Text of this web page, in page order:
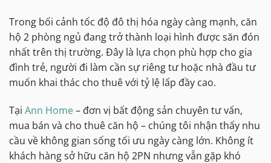
Trong bối cảnh tốc độ đô thị hóa ngày càng mạnh, căn
hộ 2 phòng ngủ đang trở thành loại hình được săn đón
nhất trên thị trường. Đây là lựa chọn phù hợp cho gia
đình trẻ, người đi làm cần sự riêng tư hoặc nhà đầu tư
muốn khai thác cho thuê với tỷ lệ lấp đầy cao.
Tại Ann Home– đơn vị bất động sản chuyên tư vấn,
mua bán và cho thuê căn hộ – chúng tôi nhận thấy nhu
cầu về không gian sống tối ưu ngày càng lớn. Không ít
khách hàng sở hữu căn hộ 2PN nhưng vẫn gặp khó